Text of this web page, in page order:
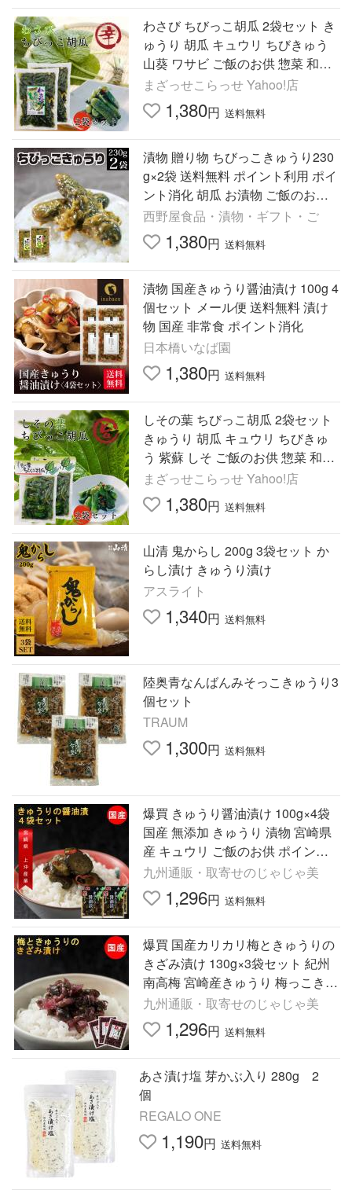
わさび ちびっこ胡瓜 2袋セット き
ゅうり 胡瓜 キュウリ ちびきゅう
山葵 ワサビ ご飯のお供 惣菜 和風
総菜 漬物 おつまみ 馬場音一商店
まざっせこらっせ Yahoo!店
1,380円 送料無料
漬物 贈り物 ちびっこきゅうり230
g×2袋 送料無料 ポイント利用 ポイ
ント消化 胡瓜 お漬物 ご飯のお供
惣菜 おかず 常温 おつまみ 食品 お
取り寄せ
西野屋食品・漬物・ギフト・ご
1,380円 送料無料
漬物 国産きゅうり醤油漬け 100g 4
個セット メール便 送料無料 漬け
物 国産 非常食 ポイント消化
日本橋いなば園
1,380円 送料無料
しその葉 ちびっこ胡瓜 2袋セット
きゅうり 胡瓜 キュウリ ちびきゅ
う 紫蘇 しそ ご飯のお供 惣菜 和風
総菜 漬物 おつまみ 馬場音一商店
まざっせこらっせ Yahoo!店
1,380円 送料無料
山清 鬼からし 200g 3袋セット か
らし漬け きゅうり漬け
アスライト
1,340円 送料無料
陸奥青なんばんみそっこきゅうり3
個セット
TRAUM
1,300円 送料無料
爆買 きゅうり醤油漬け 100g×4袋
国産 無添加 きゅうり 漬物 宮崎県
産 キュウリ ご飯のお供 ポイント
消化 メール便
九州通販・取寄せのじゃじゃ美
1,296円 送料無料
爆買 国産カリカリ梅ときゅうりの
きざみ漬け 130g×3袋セット 紀州
南高梅 宮崎産きゅうり 梅っこきゅ
うり 漬物 ポイント消化 ご飯のお
供 食品 メール便
九州通販・取寄せのじゃじゃ美
1,296円 送料無料
あさ漬け塩 芽かぶ入り 280g 2
個
REGALO ONE
1,190円 送料無料